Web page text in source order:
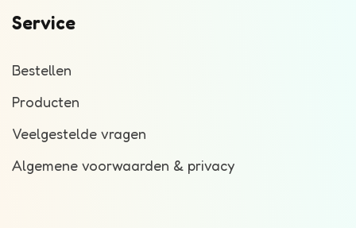
Service
Bestellen
Producten
Veelgestelde vragen
Algemene voorwaarden & privacy